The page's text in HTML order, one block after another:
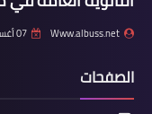
Www.albuss.net 07 أغسطس 2026
الصفحات